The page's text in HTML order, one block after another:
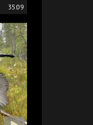
35:09